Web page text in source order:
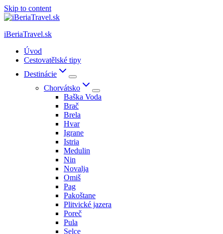
Skip to content
iBeriaTravel.sk
Úvod
Cestovatělské tipy
Destinácie
Chorvátsko
Baška Voda
Brač
Brela
Hvar
Igrane
Istria
Medulin
Nin
Novalja
Omiš
Pag
Pakoštane
Plitvické jazera
Poreč
Pula
Selce